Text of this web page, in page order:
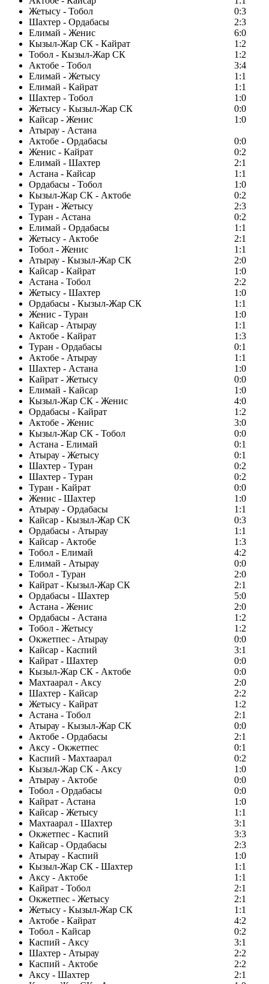
Жетысу - Тобол
0:3
Шахтер - Ордабасы
2:3
Елимай - Женис
6:0
Кызыл-Жар СК - Кайрат
1:2
Тобол - Кызыл-Жар СК
1:2
Актобе - Тобол
3:4
Елимай - Жетысу
1:1
Елимай - Кайрат
1:1
Шахтер - Тобол
1:0
Жетысу - Кызыл-Жар СК
0:0
Кайсар - Женис
1:0
Атырау - Астана
Актобе - Ордабасы
0:0
Женис - Кайрат
0:2
Елимай - Шахтер
2:1
Астана - Кайсар
1:1
Ордабасы - Тобол
1:0
Кызыл-Жар СК - Актобе
0:2
Туран - Жетысу
2:3
Туран - Астана
0:2
Елимай - Ордабасы
1:1
Жетысу - Актобе
2:1
Тобол - Женис
1:1
Атырау - Кызыл-Жар СК
2:0
Кайсар - Кайрат
1:0
Астана - Тобол
2:2
Жетысу - Шахтер
1:0
Ордабасы - Кызыл-Жар СК
1:1
Женис - Туран
1:0
Кайсар - Атырау
1:1
Актобе - Кайрат
1:3
Туран - Ордабасы
0:1
Актобе - Атырау
1:1
Шахтер - Астана
1:0
Кайрат - Жетысу
0:0
Елимай - Кайсар
1:0
Кызыл-Жар СК - Женис
4:0
Ордабасы - Кайрат
1:2
Актобе - Женис
3:0
Кызыл-Жар СК - Тобол
0:0
Астана - Елимай
0:1
Атырау - Жетысу
0:1
Шахтер - Туран
0:2
Шахтер - Туран
0:2
Туран - Кайрат
0:0
Женис - Шахтер
1:0
Атырау - Ордабасы
1:1
Кайсар - Кызыл-Жар СК
0:3
Ордабасы - Атырау
1:1
Кайсар - Актобе
1:3
Тобол - Елимай
4:2
Елимай - Атырау
0:0
Тобол - Туран
2:0
Кайрат - Кызыл-Жар СК
2:1
Ордабасы - Шахтер
5:0
Астана - Женис
2:0
Ордабасы - Астана
1:2
Тобол - Жетысу
1:2
Окжетпес - Атырау
0:0
Кайсар - Каспий
3:1
Кайрат - Шахтер
0:0
Кызыл-Жар СК - Актобе
0:0
Махтаарал - Аксу
2:0
Шахтер - Кайсар
2:2
Жетысу - Кайрат
1:2
Астана - Тобол
2:1
Атырау - Кызыл-Жар СК
0:0
Актобе - Ордабасы
2:1
Аксу - Окжетпес
0:1
Каспий - Махтаарал
0:2
Кызыл-Жар СК - Аксу
1:0
Атырау - Актобе
0:0
Тобол - Ордабасы
0:0
Кайрат - Астана
1:0
Кайсар - Жетысу
1:1
Махтаарал - Шахтер
3:1
Окжетпес - Каспий
3:3
Кайсар - Ордабасы
2:3
Атырау - Каспий
1:0
Кызыл-Жар СК - Шахтер
1:1
Аксу - Актобе
1:1
Кайрат - Тобол
2:1
Окжетпес - Жетысу
2:1
Жетысу - Кызыл-Жар СК
1:1
Актобе - Кайрат
4:2
Тобол - Кайсар
0:2
Каспий - Аксу
3:1
Шахтер - Атырау
2:2
Каспий - Актобе
2:2
Аксу - Шахтер
2:1